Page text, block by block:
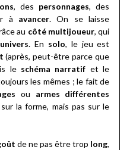
, des personnages, des
à avancer. On se laisse
au côté multijoueur, qui
univers. En solo, le jeu est
(après, peut-être parce que
le schéma narratif et le
les mêmes ; le fait de
ou armes différentes
la forme, mais pas sur le
de ne pas être trop long,